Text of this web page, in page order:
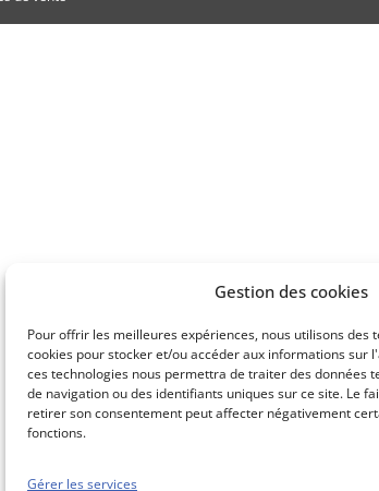
Gestion des cookies
Pour offrir les meilleures expériences, nous utilisons des
cookies pour stocker et/ou accéder aux informations sur
ces technologies nous permettra de traiter des données
de navigation ou des identifiants uniques sur ce site. Le
retirer son consentement peut affecter négativement
fonctions.
Gérer les services